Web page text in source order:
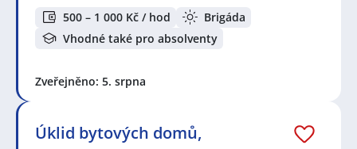
500 – 1 000 Kč / hod
Brigáda
Vhodné také pro absolventy
Zveřejněno: 5. srpna
Úklid bytových domů,